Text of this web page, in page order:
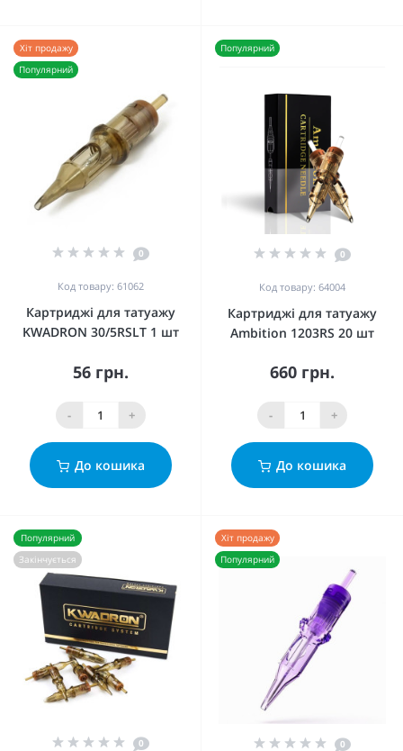
Хіт продажу
Популярний
0
Код товару: 61062
Картриджі для татуажу
KWADRON 30/5RSLT 1 шт
56 грн.
- +
До кошика
Популярний
0
Код товару: 64004
Картриджі для татуажу
Ambition 1203RS 20 шт
660 грн.
- +
До кошика
Популярний
Закінчується
0
Хіт продажу
Популярний
0